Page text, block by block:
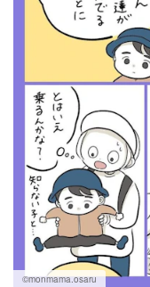
©monmama.osaru